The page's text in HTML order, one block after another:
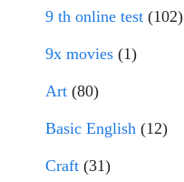
9 th online test (102)
9x movies (1)
Art (80)
Basic English (12)
Craft (31)